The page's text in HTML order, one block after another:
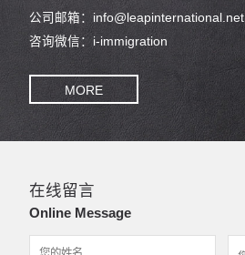
公司邮箱：info@leapinternational.net
咨询微信：i-immigration
MORE
在线留言
Online Message